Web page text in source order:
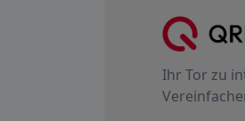
Ihr Tor zu